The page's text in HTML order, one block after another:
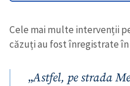
Cele mai multe intervenții
căzuți au fost înregistrate
„Astfel, pe strada